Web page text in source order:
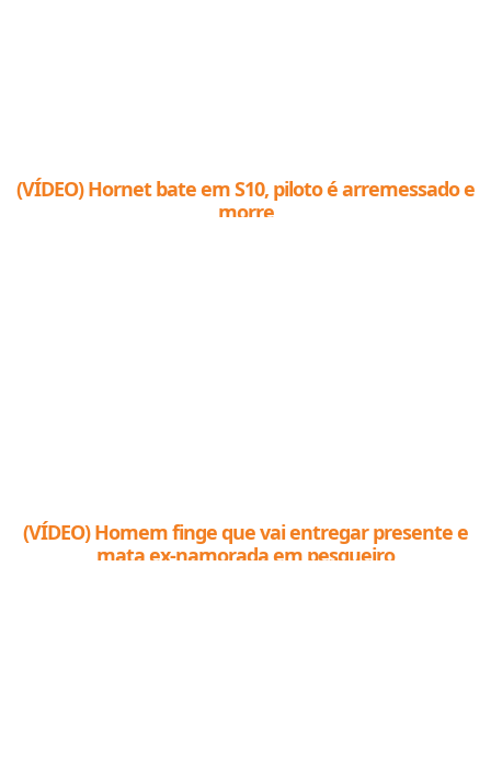
(VÍDEO) Hornet bate em S10, piloto é arremessado e
morre
(VÍDEO) Homem finge que vai entregar presente e
mata ex-namorada em pesqueiro